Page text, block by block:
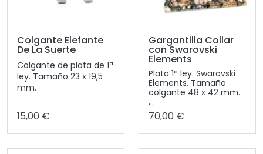
Colgante Elefante
De La Suerte
Colgante de plata de 1ª
ley. Tamaño 23 x 19,5
mm.
15,00 €
Gargantilla Collar
con Swarovski
Elements
Plata 1ª ley. Swarovski
Elements. Tamaño
colgante 48 x 42 mm.
...
70,00 €